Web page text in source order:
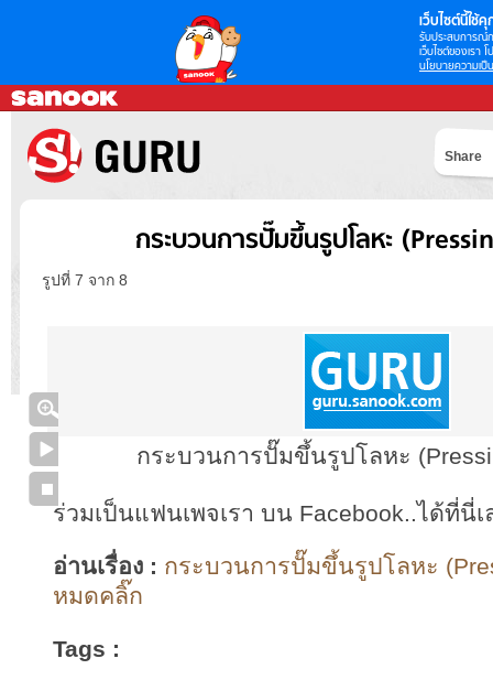
เว็บไซต์นี้ใช้คุ
รับประสบการณ์
เว็บไซต์ของเรา
นโยบายความเป็
Share
กระบวนการปั๊มขึ้นรูปโลหะ
รูปที่ 7 จาก 8
กระบวนการปั๊มขึ้นรูปโลหะ
ร่วมเป็นแฟนเพจเรา บน Facebook..ได้ที่นี่เ
อ่านเรื่อง : กระบวนการปั๊มขึ้นรูปโลหะ
หมดคลิ๊ก
Tags :